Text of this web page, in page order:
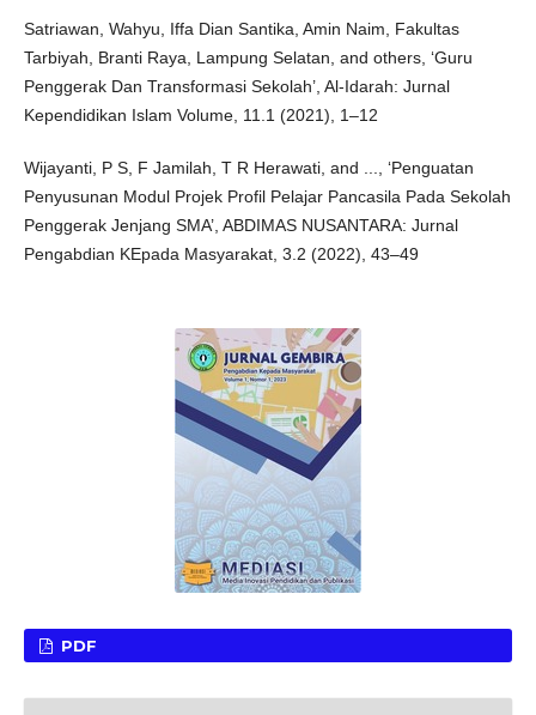
Satriawan, Wahyu, Iffa Dian Santika, Amin Naim, Fakultas
Tarbiyah, Branti Raya, Lampung Selatan, and others, ‘Guru
Penggerak Dan Transformasi Sekolah’, Al-Idarah: Jurnal
Kependidikan Islam Volume, 11.1 (2021), 1–12
Wijayanti, P S, F Jamilah, T R Herawati, and ..., ‘Penguatan
Penyusunan Modul Projek Profil Pelajar Pancasila Pada Sekolah
Penggerak Jenjang SMA’, ABDIMAS NUSANTARA: Jurnal
Pengabdian KEpada Masyarakat, 3.2 (2022), 43–49
PDF